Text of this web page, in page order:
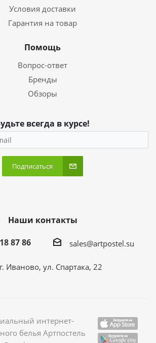
Условия доставки
Гарантия на товар
Помощь
Вопрос-ответ
Бренды
Обзоры
всегда в курсе!
Подписаться
Наши контакты
87 86
sales@artpostel.su
г. Иваново, ул. Спартака, 22
интернет-
белья Артпостель